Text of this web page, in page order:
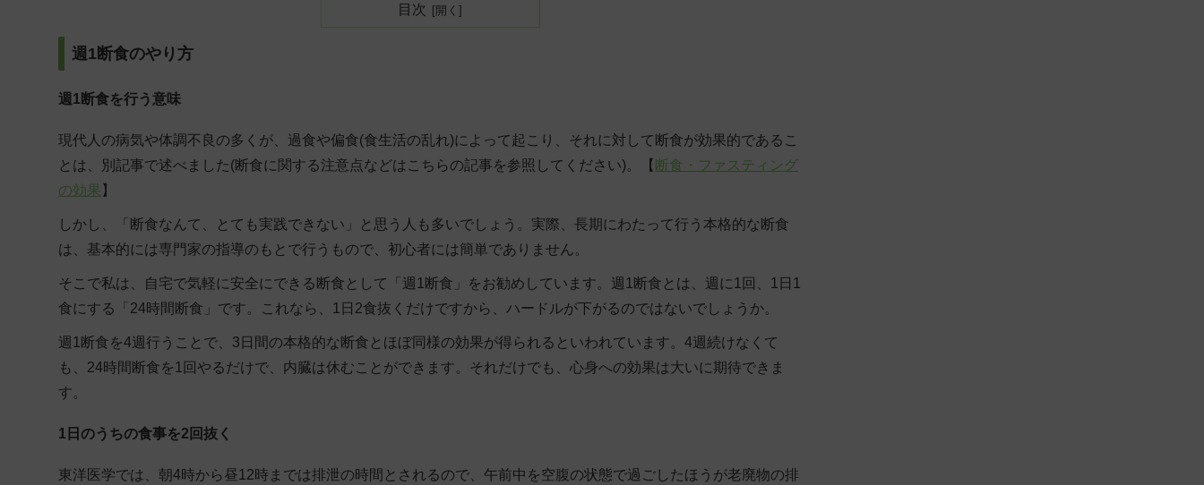
目次
週1断食のやり方
週1断食を行う意味
現代人の病気や体調不良の多くが、過食や偏食(食生活の乱れ)によって起こり、それに対して断食が効果的であるこ
とは、別記事で述べました(断食に関する注意点などはこちらの記事を参照してください)。【 断食・ファスティング
の効果 】
しかし、「断食なんて、とても実践できない」と思う人も多いでしょう。実際、長期にわたって行う本格的な断食
は、基本的には専門家の指導のもとで行うもので、初心者には簡単でありません。
そこで私は、 自宅で気軽に安全にできる断食 として「週1断食」をお勧めしています。週1断食とは、週に1回、1日1
食にする「24時間断食」です。これなら、1日2食抜くだけですから、ハードルが下がるのではないでしょうか。
週1断食を4週行うことで、3日間の本格的な断食とほぼ同様の効果が得られるといわれています。4週続けなくて
も、24時間断食を1回やるだけで、内臓は休むことができます。それだけでも、心身への効果は大いに期待できま
す。
1日のうちの食事を2回抜く
東洋医学では、朝4時から昼12時までは排泄の時間とされるので、午前中を空腹の状態で過ごしたほうが老廃物の排